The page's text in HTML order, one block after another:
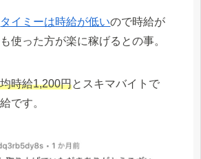
タイミーは時給が低いので時給が
使った方が楽に稼げるとの事。
時給1,200円とスキマバイトで
です。